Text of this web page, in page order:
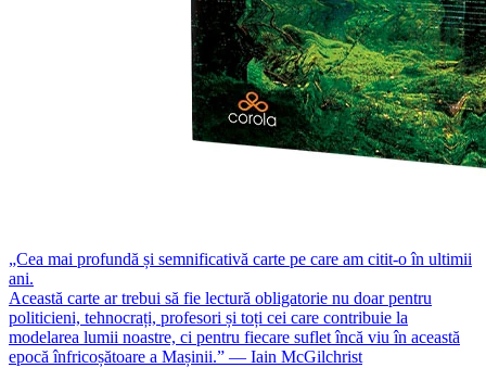
„Cea mai profundă și semnificativă carte pe care am citit-o în ultimii
ani.
Această carte ar trebui să fie lectură obligatorie nu doar pentru
politicieni, tehnocrați, profesori și toți cei care contribuie la
modelarea lumii noastre, ci pentru fiecare suflet încă viu în această
epocă înfricoșătoare a Mașinii.” — Iain McGilchrist